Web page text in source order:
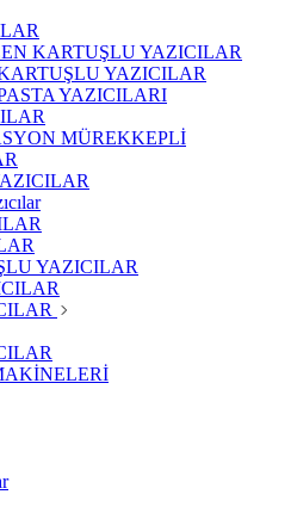
KARTUŞLU YAZICILAR
YAZICILAR
YAZICILARI
MÜREKKEPLİ
YAZICILAR